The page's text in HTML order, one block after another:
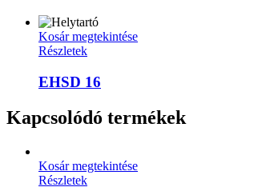
Kosár megtekintése
Részletek
EHSD 16
Kapcsolódó termékek
Kosár megtekintése
Részletek